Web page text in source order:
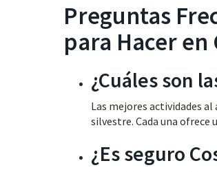
Preguntas
para Hacer en
¿Cuáles son
Las mejores actividades
silvestre. Cada una ofrece
¿Es seguro